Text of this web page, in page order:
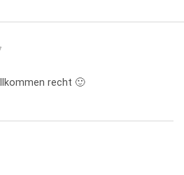
recht 🙂